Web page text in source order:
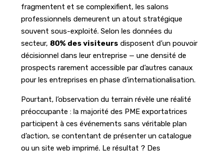
fragmentent et se complexifient, les salons
professionnels demeurent un atout stratégique
souvent sous-exploité. Selon les données du
secteur, 80% des visiteurs disposent d’un pouvoir
décisionnel dans leur entreprise — une densité de
prospects rarement accessible par d’autres canaux
pour les entreprises en phase d’internationalisation.
Pourtant, l’observation du terrain révèle une réalité
préoccupante : la majorité des PME exportatrices
participent à ces événements sans véritable plan
d’action, se contentant de présenter un catalogue
ou un site web imprimé. Le résultat ? Des